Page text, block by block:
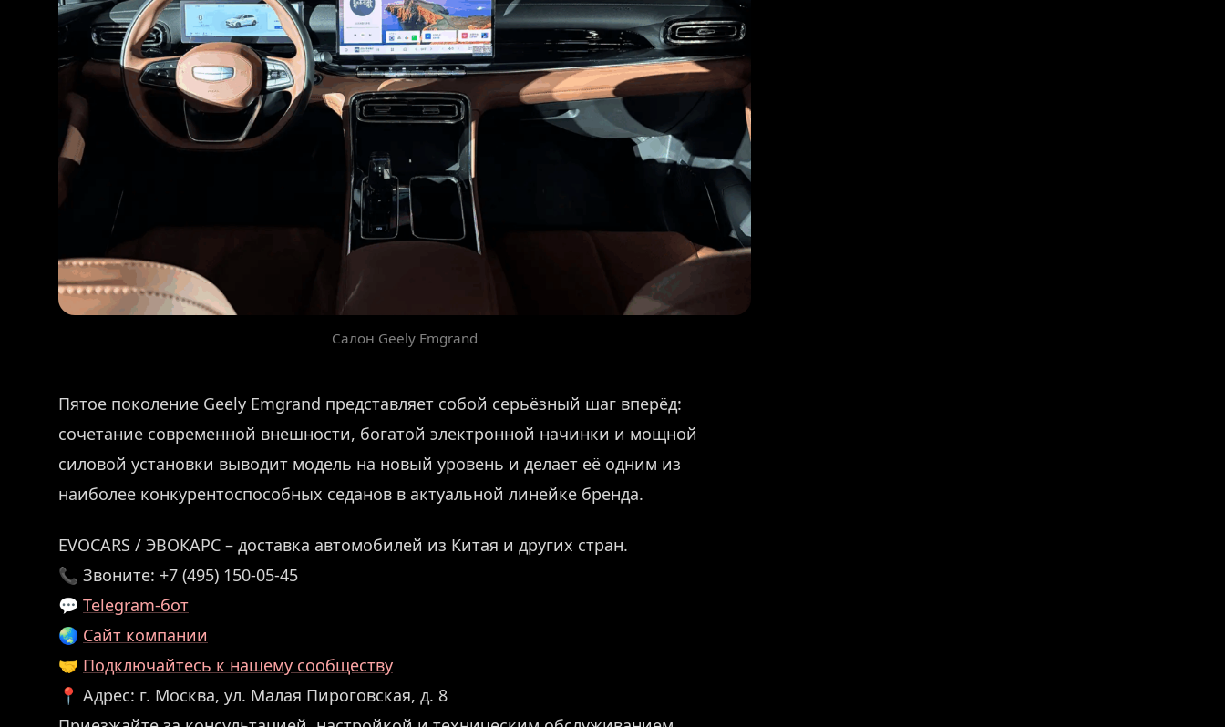
Салон Geely Emgrand
Пятое поколение Geely Emgrand представляет собой серьёзный шаг вперёд:
сочетание современной внешности, богатой электронной начинки и мощной
силовой установки выводит модель на новый уровень и делает её одним из
наиболее конкурентоспособных седанов в актуальной линейке бренда.
EVOCARS / ЭВОКАРС – доставка автомобилей из Китая и других стран.
📞 Звоните: +7 (495) 150-05-45
💬 Telegram-бот
🌏 Сайт компании
🤝 Подключайтесь к нашему сообществу
📍 Адрес: г. Москва, ул. Малая Пироговская, д. 8